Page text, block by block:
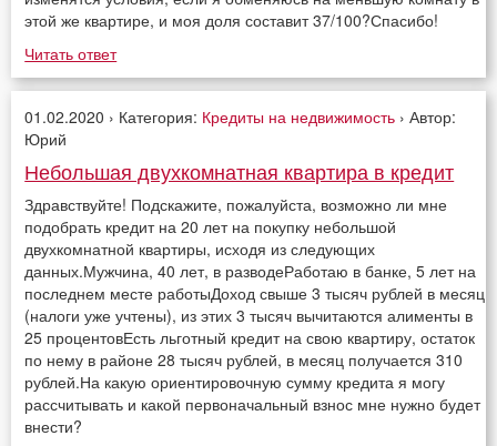
этой же квартире, и моя доля составит 37/100?Спасибо!
Читать ответ
01.02.2020 › Категория: Кредиты на недвижимость › Автор:
Юрий
Небольшая двухкомнатная квартира в кредит
Здравствуйте! Подскажите, пожалуйста, возможно ли мне
подобрать кредит на 20 лет на покупку небольшой
двухкомнатной квартиры, исходя из следующих
данных.Мужчина, 40 лет, в разводеРаботаю в банке, 5 лет на
последнем месте работыДоход свыше 3 тысяч рублей в месяц
(налоги уже учтены), из этих 3 тысяч вычитаются алименты в
25 процентовЕсть льготный кредит на свою квартиру, остаток
по нему в районе 28 тысяч рублей, в месяц получается 310
рублей.На какую ориентировочную сумму кредита я могу
рассчитывать и какой первоначальный взнос мне нужно будет
внести?